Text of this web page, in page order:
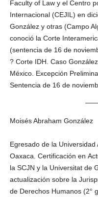
Faculty of Law y el Centro
Internacional (CEJIL) en
González y otras (Campo
conoció la Corte
(sentencia de 16 de
? Corte IDH. Caso
México. Excepción
Sentencia de 16 de
Moisés Abraham González
Egresado de la Universidad
Oaxaca. Certificación en
la SCJN y la Universitat de
actualización sobre la
de Derechos Humanos